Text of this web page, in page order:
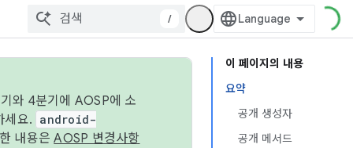
/
이 페이지의 내용
요약
공개 생성자
공개 메서드
와 4분기에 AOSP에 소
세요. android-
내용은AOSP 변경사항